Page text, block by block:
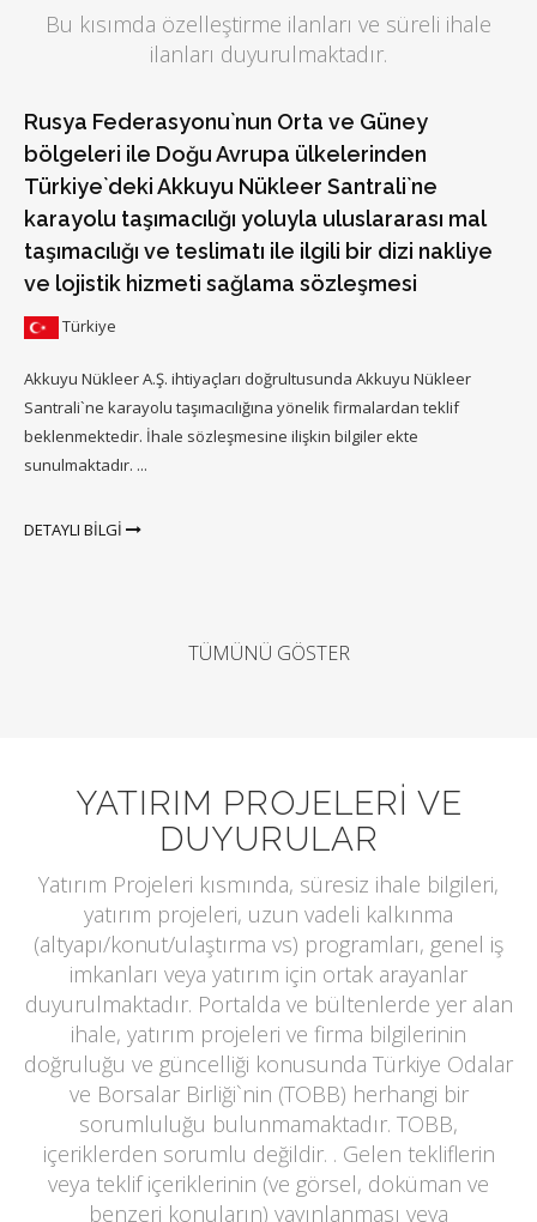
Bu kısımda özelleştirme ilanları ve süreli ihale
ilanları duyurulmaktadır.
Rusya Federasyonu`nun Orta ve Güney
bölgeleri ile Doğu Avrupa ülkelerinden
Türkiye`deki Akkuyu Nükleer Santrali`ne
karayolu taşımacılığı yoluyla uluslararası mal
taşımacılığı ve teslimatı ile ilgili bir dizi nakliye
ve lojistik hizmeti sağlama sözleşmesi
Türkiye
Akkuyu Nükleer A.Ş. ihtiyaçları doğrultusunda Akkuyu Nükleer
Santrali`ne karayolu taşımacılığına yönelik firmalardan teklif
beklenmektedir. İhale sözleşmesine ilişkin bilgiler ekte
sunulmaktadır. ...
DETAYLI BİLGİ
TÜMÜNÜ GÖSTER
YATIRIM PROJELERİ VE
DUYURULAR
Yatırım Projeleri kısmında, süresiz ihale bilgileri,
yatırım projeleri, uzun vadeli kalkınma
(altyapı/konut/ulaştırma vs) programları, genel iş
imkanları veya yatırım için ortak arayanlar
duyurulmaktadır. Portalda ve bültenlerde yer alan
ihale, yatırım projeleri ve firma bilgilerinin
doğruluğu ve güncelliği konusunda Türkiye Odalar
ve Borsalar Birliği`nin (TOBB) herhangi bir
sorumluluğu bulunmamaktadır. TOBB,
içeriklerden sorumlu değildir. . Gelen tekliflerin
veya teklif içeriklerinin (ve görsel, doküman ve
benzeri konuların) yayınlanması veya